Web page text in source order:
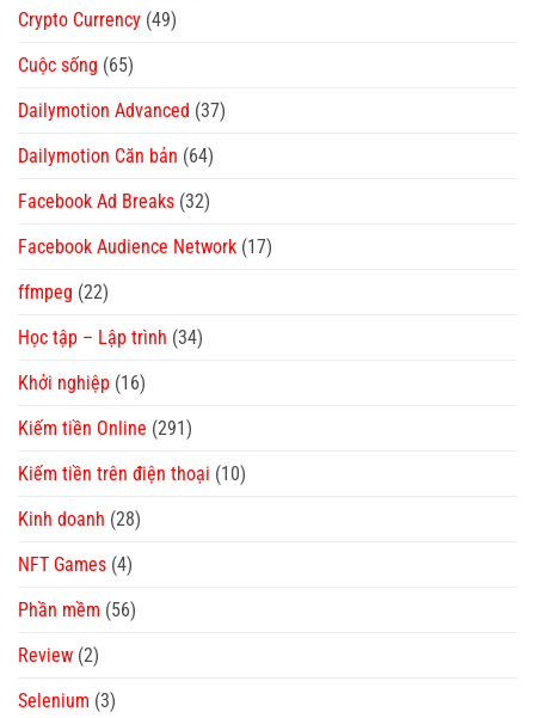
Crypto Currency (49)
Cuộc sống (65)
Dailymotion Advanced (37)
Dailymotion Căn bản (64)
Facebook Ad Breaks (32)
Facebook Audience Network (17)
ffmpeg (22)
Học tập – Lập trình (34)
Khởi nghiệp (16)
Kiếm tiền Online (291)
Kiếm tiền trên điện thoại (10)
Kinh doanh (28)
NFT Games (4)
Phần mềm (56)
Review (2)
Selenium (3)